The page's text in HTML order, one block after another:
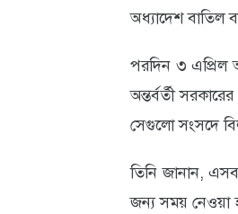
অধ্যাদেশ বাতিল
পরদিন ৩ এপ্রিল
অন্তর্বর্তী
সেগুলো সংসদে
তিনি জানান, এসব
জন্য সময় নেওয়া